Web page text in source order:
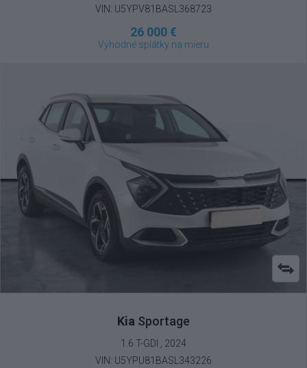
VIN: U5YPV81BASL368723
26 000 €
Výhodné splátky na mieru
Kia Sportage
1.6 T-GDI , 2024
VIN: U5YPU81BASL343226